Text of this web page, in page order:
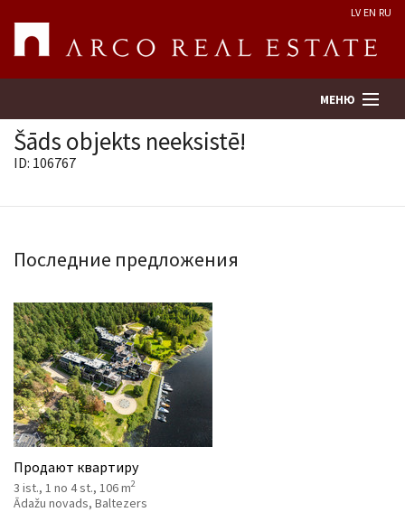
LV EN RU
МЕНЮ
Предприятие
Услуги
Kонтакты
Šāds objekts neeksistē!
ID: 106767
Последние предложения
Продают квартиру
3 ist., 1 no 4 st., 106 m2
Ādažu novads, Baltezers